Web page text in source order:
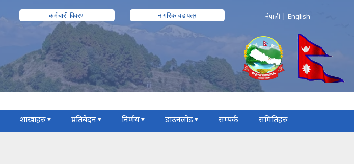
कर्मचारी विवरण नागरिक वडापत्र नेपाली English
शाखाहरु प्रतिबेदन निर्णय डाउनलोड सम्पर्क समितिहरु